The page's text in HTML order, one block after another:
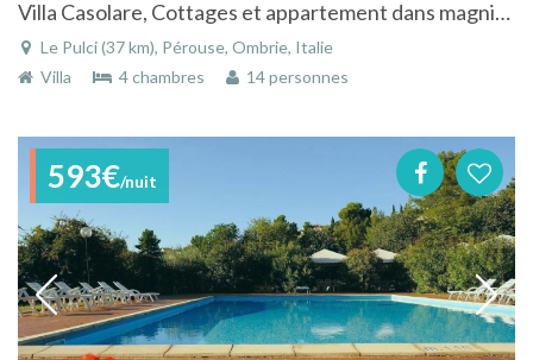
Villa Casolare, Cottages et appartement dans magnifique propriété de l'Ombrie
Le Pulci (37 km), Pérouse, Ombrie, Italie
Villa
4 chambres 14 personnes
593€/nuit